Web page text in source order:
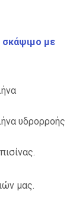
με
υδρορροής
μας.